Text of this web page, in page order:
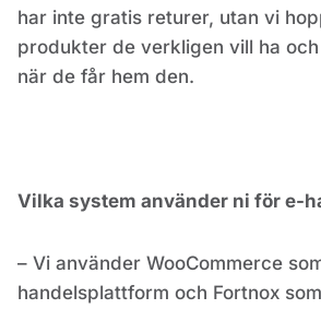
har inte gratis returer, utan vi
produkter de verkligen vill ha
när de får hem den.
Vilka system använder ni för e-
– Vi använder WooCommerce
handelsplattform och Fortnox